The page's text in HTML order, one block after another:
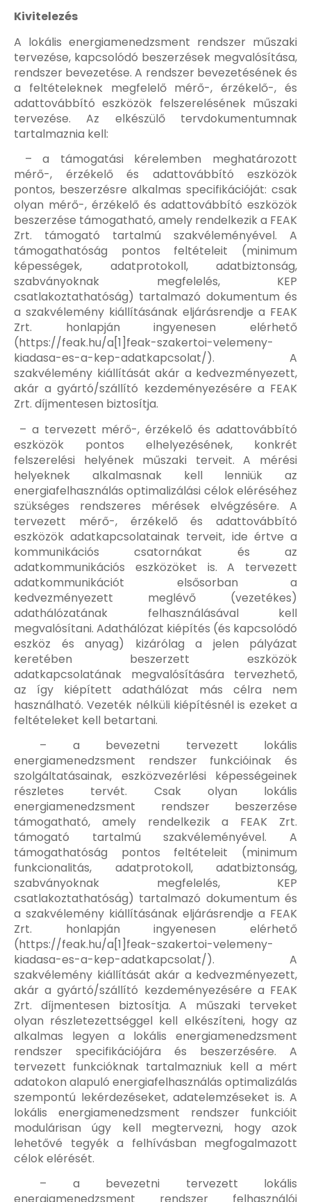
Kivitelezés
A lokális energiamenedzsment rendszer műszaki
tervezése, kapcsolódó beszerzések megvalósítása,
rendszer bevezetése. A rendszer bevezetésének és
a feltételeknek megfelelő mérő-, érzékelő-, és
adattovábbító eszközök felszerelésének műszaki
tervezése. Az elkészülő tervdokumentumnak
tartalmaznia kell:
– a támogatási kérelemben meghatározott
mérő-, érzékelő és adattovábbító eszközök
pontos, beszerzésre alkalmas specifikációját: csak
olyan mérő-, érzékelő és adattovábbító eszközök
beszerzése támogatható, amely rendelkezik a FEAK
Zrt. támogató tartalmú szakvéleményével. A
támogathatóság pontos feltételeit (minimum
képességek, adatprotokoll, adatbiztonság,
szabványoknak megfelelés, KEP
csatlakoztathatóság) tartalmazó dokumentum és
a szakvélemény kiállításának eljárásrendje a FEAK
Zrt. honlapján ingyenesen elérhető
(https://feak.hu/a[1]feak-szakertoi-velemeny-
kiadasa-es-a-kep-adatkapcsolat/). A
szakvélemény kiállítását akár a kedvezményezett,
akár a gyártó/szállító kezdeményezésére a FEAK
Zrt. díjmentesen biztosítja.
– a tervezett mérő-, érzékelő és adattovábbító
eszközök pontos elhelyezésének, konkrét
felszerelési helyének műszaki terveit. A mérési
helyeknek alkalmasnak kell lenniük az
energiafelhasználás optimalizálási célok eléréséhez
szükséges rendszeres mérések elvégzésére. A
tervezett mérő-, érzékelő és adattovábbító
eszközök adatkapcsolatainak terveit, ide értve a
kommunikációs csatornákat és az
adatkommunikációs eszközöket is. A tervezett
adatkommunikációt elsősorban a
kedvezményezett meglévő (vezetékes)
adathálózatának felhasználásával kell
megvalósítani. Adathálózat kiépítés (és kapcsolódó
eszköz és anyag) kizárólag a jelen pályázat
keretében beszerzett eszközök
adatkapcsolatának megvalósítására tervezhető,
az így kiépített adathálózat más célra nem
használható. Vezeték nélküli kiépítésnél is ezeket a
feltételeket kell betartani.
– a bevezetni tervezett lokális
energiamenedzsment rendszer funkcióinak és
szolgáltatásainak, eszközvezérlési képességeinek
részletes tervét. Csak olyan lokális
energiamenedzsment rendszer beszerzése
támogatható, amely rendelkezik a FEAK Zrt.
támogató tartalmú szakvéleményével. A
támogathatóság pontos feltételeit (minimum
funkcionalitás, adatprotokoll, adatbiztonság,
szabványoknak megfelelés, KEP
csatlakoztathatóság) tartalmazó dokumentum és
a szakvélemény kiállításának eljárásrendje a FEAK
Zrt. honlapján ingyenesen elérhető
(https://feak.hu/a[1]feak-szakertoi-velemeny-
kiadasa-es-a-kep-adatkapcsolat/). A
szakvélemény kiállítását akár a kedvezményezett,
akár a gyártó/szállító kezdeményezésére a FEAK
Zrt. díjmentesen biztosítja. A műszaki terveket
olyan részletezettséggel kell elkészíteni, hogy az
alkalmas legyen a lokális energiamenedzsment
rendszer specifikációjára és beszerzésére. A
tervezett funkcióknak tartalmazniuk kell a mért
adatokon alapuló energiafelhasználás optimalizálás
szempontú lekérdezéseket, adatelemzéseket is. A
lokális energiamenedzsment rendszer funkcióit
modulárisan úgy kell megtervezni, hogy azok
lehetővé tegyék a felhívásban megfogalmazott
célok elérését.
– a bevezetni tervezett lokális